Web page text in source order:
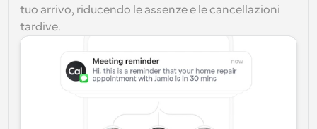
tuo arrivo, riducendo le assenze e le cancellazioni
tardive.